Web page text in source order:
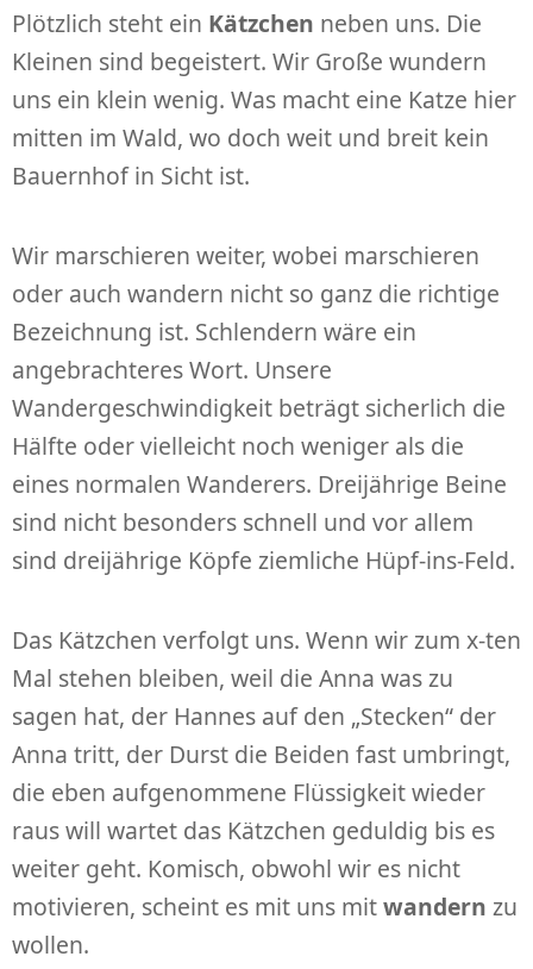
Plötzlich steht ein Kätzchen neben uns. Die
Kleinen sind begeistert. Wir Große wundern
uns ein klein wenig. Was macht eine Katze hier
mitten im Wald, wo doch weit und breit kein
Bauernhof in Sicht ist.
Wir marschieren weiter, wobei marschieren
oder auch wandern nicht so ganz die richtige
Bezeichnung ist. Schlendern wäre ein
angebrachteres Wort. Unsere
Wandergeschwindigkeit beträgt sicherlich die
Hälfte oder vielleicht noch weniger als die
eines normalen Wanderers. Dreijährige Beine
sind nicht besonders schnell und vor allem
sind dreijährige Köpfe ziemliche Hüpf-ins-Feld.
Das Kätzchen verfolgt uns. Wenn wir zum x-ten
Mal stehen bleiben, weil die Anna was zu
sagen hat, der Hannes auf den „Stecken“ der
Anna tritt, der Durst die Beiden fast umbringt,
die eben aufgenommene Flüssigkeit wieder
raus will wartet das Kätzchen geduldig bis es
weiter geht. Komisch, obwohl wir es nicht
motivieren, scheint es mit uns mitwandern zu
wollen.